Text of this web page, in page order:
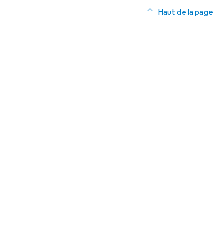
Haut de la page